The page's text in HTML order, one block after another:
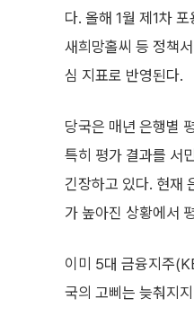
다. 올해 1월 제1차
새희망홀씨 등 정책
심 지표로 반영된다.
당국은 매년 은행별
특히 평가 결과를 서
긴장하고 있다. 현재
가 높아진 상황에서
이미 5대 금융지주
국의 고삐는 늦춰지